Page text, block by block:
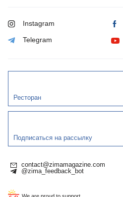
Instagram
Telegram
Ресторан
Подписаться на рассылку
contact@zimamagazine.com
@zima_feedback_bot